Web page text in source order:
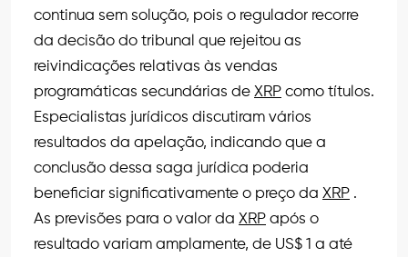
continua sem solução, pois o regulador recorre
da decisão do tribunal que rejeitou as
reivindicações relativas às vendas
programáticas secundárias de XRP como títulos.
Especialistas jurídicos discutiram vários
resultados da apelação, indicando que a
conclusão dessa saga jurídica poderia
beneficiar significativamente o preço da XRP .
As previsões para o valor da XRP após o
resultado variam amplamente, de US$ 1 a até